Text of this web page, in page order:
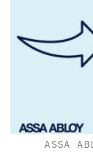
ASSA